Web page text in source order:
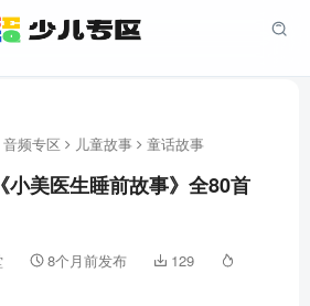
音频专区 儿童故事 童话故事
小美医生睡前故事》全80首
8个月前发布
129